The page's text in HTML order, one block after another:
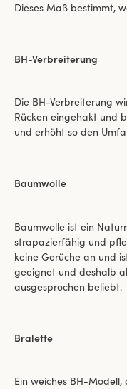
Dieses Maß bestimmt,
BH-Verbreiterung
Die BH-Verbreiterung
Rücken eingehakt und
und erhöht so den
Baumwolle
Baumwolle ist ein
strapazierfähig und
keine Gerüche an und
geeignet und deshalb
ausgesprochen beliebt.
Bralette
Ein weiches BH-